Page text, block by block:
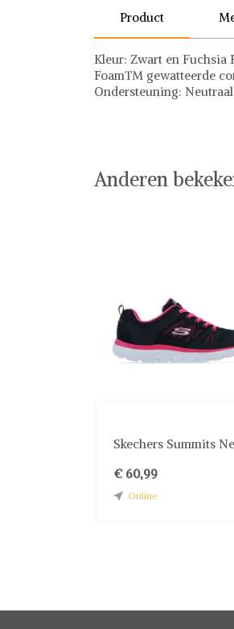
Product
Kleur: Zwart en Fuchsia
Foam™ gewatteerde
Ondersteuning:
Anderen
Skechers Summits
€ 60,99
Online